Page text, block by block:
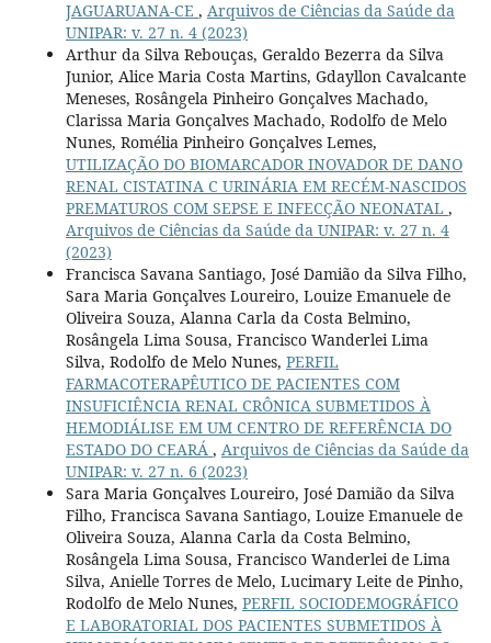
JAGUARUANA-CE , Arquivos de Ciências da Saúde da
UNIPAR: v. 27 n. 4 (2023)
Arthur da Silva Rebouças, Geraldo Bezerra da Silva
Junior, Alice Maria Costa Martins, Gdayllon Cavalcante
Meneses, Rosângela Pinheiro Gonçalves Machado,
Clarissa Maria Gonçalves Machado, Rodolfo de Melo
Nunes, Romélia Pinheiro Gonçalves Lemes,
UTILIZAÇÃO DO BIOMARCADOR INOVADOR DE DANO
RENAL CISTATINA C URINÁRIA EM RECÉM-NASCIDOS
PREMATUROS COM SEPSE E INFECÇÃO NEONATAL ,
Arquivos de Ciências da Saúde da UNIPAR: v. 27 n. 4
(2023)
Francisca Savana Santiago, José Damião da Silva Filho,
Sara Maria Gonçalves Loureiro, Louize Emanuele de
Oliveira Souza, Alanna Carla da Costa Belmino,
Rosângela Lima Sousa, Francisco Wanderlei Lima
Silva, Rodolfo de Melo Nunes, PERFIL
FARMACOTERAPÊUTICO DE PACIENTES COM
INSUFICIÊNCIA RENAL CRÔNICA SUBMETIDOS À
HEMODIÁLISE EM UM CENTRO DE REFERÊNCIA DO
ESTADO DO CEARÁ , Arquivos de Ciências da Saúde da
UNIPAR: v. 27 n. 6 (2023)
Sara Maria Gonçalves Loureiro, José Damião da Silva
Filho, Francisca Savana Santiago, Louize Emanuele de
Oliveira Souza, Alanna Carla da Costa Belmino,
Rosângela Lima Sousa, Francisco Wanderlei de Lima
Silva, Anielle Torres de Melo, Lucimary Leite de Pinho,
Rodolfo de Melo Nunes, PERFIL SOCIODEMOGRÁFICO
E LABORATORIAL DOS PACIENTES SUBMETIDOS À